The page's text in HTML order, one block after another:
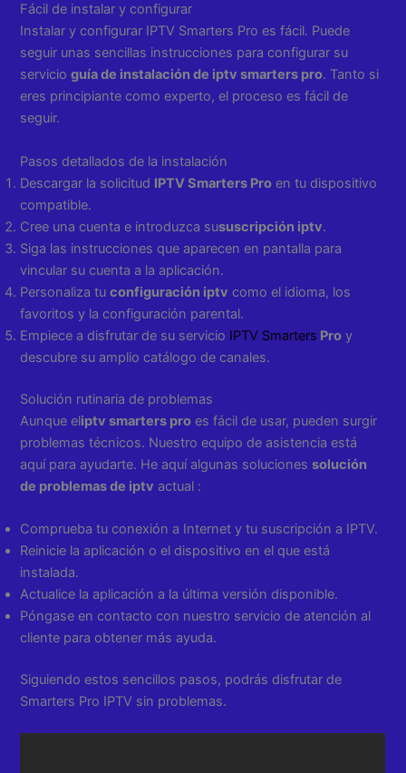
Fácil de instalar y configurar
Instalar y configurar IPTV Smarters Pro es fácil. Puede
seguir unas sencillas instrucciones para configurar su
servicioguía de instalación de iptv smarters pro. Tanto si
eres principiante como experto, el proceso es fácil de
seguir.
Pasos detallados de la instalación
Descargar la solicitud IPTV Smarters Pro en tu dispositivo
compatible.
Cree una cuenta e introduzca sususcripción iptv.
Siga las instrucciones que aparecen en pantalla para
vincular su cuenta a la aplicación.
Personaliza tuconfiguración iptv como el idioma, los
favoritos y la configuración parental.
Empiece a disfrutar de su servicio IPTV Smarters Pro y
descubre su amplio catálogo de canales.
Solución rutinaria de problemas
Aunque eliptv smarters pro es fácil de usar, pueden surgir
problemas técnicos. Nuestro equipo de asistencia está
aquí para ayudarte. He aquí algunas soluciones solución
de problemas de iptv actual :
Comprueba tu conexión a Internet y tu suscripción a IPTV.
Reinicie la aplicación o el dispositivo en el que está
instalada.
Actualice la aplicación a la última versión disponible.
Póngase en contacto con nuestro servicio de atención al
cliente para obtener más ayuda.
Siguiendo estos sencillos pasos, podrás disfrutar de
Smarters Pro IPTV sin problemas.